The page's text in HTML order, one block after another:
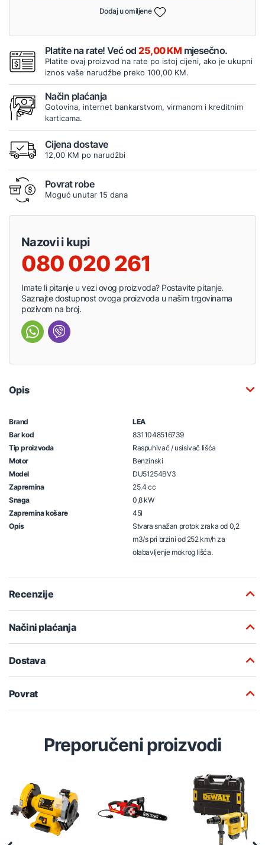
Dodaj u omiljene
Platite na rate! Već od25,00 KM mjesečno.
Platite ovaj proizvod na rate po istoj cijeni, ako je ukupni
iznos vaše narudžbe preko 100,00 KM.
Način plaćanja
Gotovina, internet bankarstvom, virmanom i kreditnim
karticama.
Cijena dostave
12,00 KM po narudžbi
Povrat robe
Moguć unutar 15 dana
Nazovi i kupi
080 020 261
Imate li pitanje u vezi ovog proizvoda? Postavite pitanje.
Saznajte dostupnost ovoga proizvoda u našim trgovinama
pozivom na broj.
Opis
Brand
LEA
Bar kod
8311048516739
Tip proizvoda
Raspuhivač / usisivač lišća
Motor
Benzinski
Model
DU51254BV3
Zapremina
25.4 cc
Snaga
0,8 kW
Zapremina košare
45l
Opis
Stvara snažan protok zraka od 0,2
m3/s pri brzini od 252 km/h za
olabavljenje mokrog lišća.
Recenzije
Načini plaćanja
Dostava
Povrat
Preporučeni proizvodi